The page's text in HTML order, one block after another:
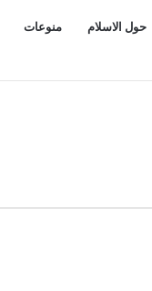
منوعات حول الاسلام